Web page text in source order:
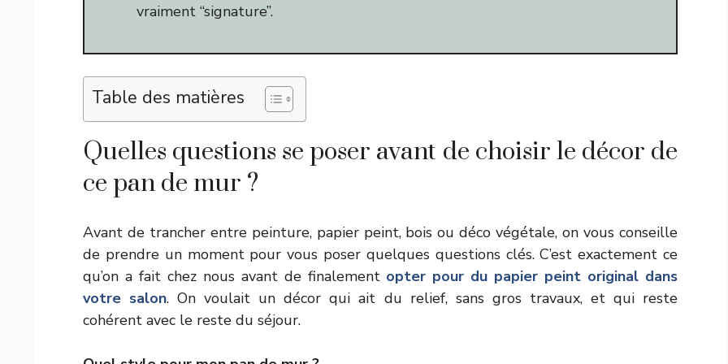
vraiment “signature”.
Table des matières
Quelles questions se poser avant de choisir le décor de
ce pan de mur ?
Avant de trancher entre peinture, papier peint, bois ou déco végétale, on vous conseille
de prendre un moment pour vous poser quelques questions clés. C’est exactement ce
qu’on a fait chez nous avant de finalement opter pour du papier peint original dans
votre salon. On voulait un décor qui ait du relief, sans gros travaux, et qui reste
cohérent avec le reste du séjour.